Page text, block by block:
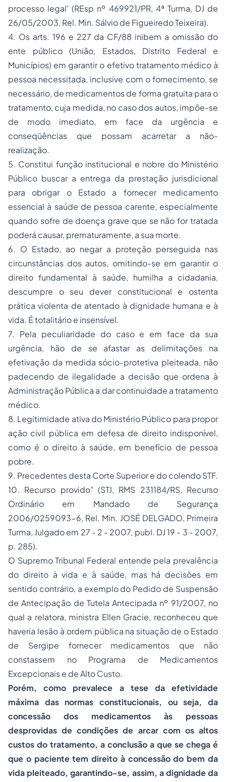
processo legal' (REsp nº 469921/PR, 4ª Turma, DJ de
26/05/2003, Rel. Min. Sálvio de Figueiredo Teixeira).
4. Os arts. 196 e 227 da CF/88 inibem a omissão do
ente público (União, Estados, Distrito Federal e
Municípios) em garantir o efetivo tratamento médico à
pessoa necessitada, inclusive com o fornecimento, se
necessário, de medicamentos de forma gratuita para o
tratamento, cuja medida, no caso dos autos, impõe-se
de modo imediato, em face da urgência e
conseqüências que possam acarretar a não-
realização.
5. Constitui função institucional e nobre do Ministério
Público buscar a entrega da prestação jurisdicional
para obrigar o Estado a fornecer medicamento
essencial à saúde de pessoa carente, especialmente
quando sofre de doença grave que se não for tratada
poderá causar, prematuramente, a sua morte.
6. O Estado, ao negar a proteção perseguida nas
circunstâncias dos autos, omitindo-se em garantir o
direito fundamental à saúde, humilha a cidadania,
descumpre o seu dever constitucional e ostenta
prática violenta de atentado à dignidade humana e à
vida. É totalitário e insensível.
7. Pela peculiaridade do caso e em face da sua
urgência, hão de se afastar as delimitações na
efetivação da medida sócio-protetiva pleiteada, não
padecendo de ilegalidade a decisão que ordena à
Administração Pública a dar continuidade a tratamento
médico.
8. Legitimidade ativa do Ministério Público para propor
ação civil pública em defesa de direito indisponível,
como é o direito à saúde, em benefício de pessoa
pobre.
9. Precedentes desta Corte Superior e do colendo STF.
10. Recurso provido" (STJ, RMS 231184/RS, Recurso
Ordinário em Mandado de Segurança
2006/0259093-6, Rel. Min. JOSÉ DELGADO, Primeira
Turma, Julgado em 27 - 2 - 2007, publ. DJ 19 - 3 - 2007,
p. 285).
O Supremo Tribunal Federal entende pela prevalência
do direito à vida e à saúde, mas há decisões em
sentido contrário, a exemplo do Pedido de Suspensão
de Antecipação de Tutela Antecipada nº 91/2007, no
qual a relatora, ministra Ellen Gracie, reconheceu que
haveria lesão à ordem pública na situação de o Estado
de Sergipe fornecer medicamentos que não
constassem no Programa de Medicamentos
Excepcionais e de Alto Custo.
Porém, como prevalece a tese da efetividade
máxima das normas constitucionais, ou seja, da
concessão dos medicamentos às pessoas
desprovidas de condições de arcar com os altos
custos do tratamento, a conclusão a que se chega é
que o paciente tem direito à concessão do bem da
vida pleiteado, garantindo-se, assim, a dignidade da